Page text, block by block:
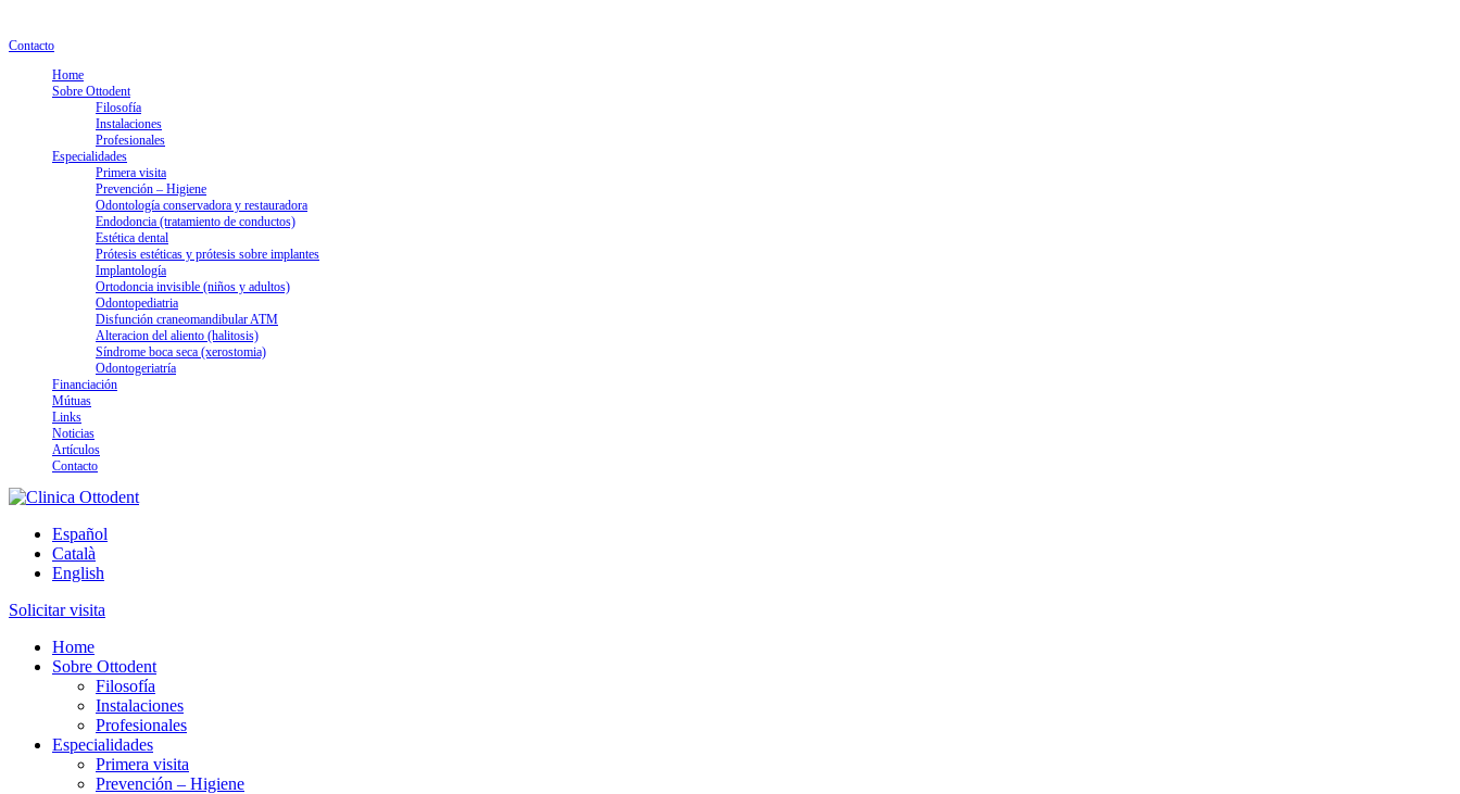
Contacto
Home
Sobre Ottodent
Filosofía
Instalaciones
Profesionales
Especialidades
Primera visita
Prevención – Higiene
Odontología conservadora y restauradora
Endodoncia (tratamiento de conductos)
Estética dental
Prótesis estéticas y prótesis sobre implantes
Implantología
Ortodoncia invisible (niños y adultos)
Odontopediatria
Disfunción craneomandibular ATM
Alteracion del aliento (halitosis)
Síndrome boca seca (xerostomia)
Odontogeriatría
Financiación
Mútuas
Links
Noticias
Artículos
Contacto
Clinica Ottodent
Arte y tecnología dental
Español
Català
English
Solicitar visita
Home
Sobre Ottodent
Filosofía
Instalaciones
Profesionales
Especialidades
Primera visita
Prevención – Higiene